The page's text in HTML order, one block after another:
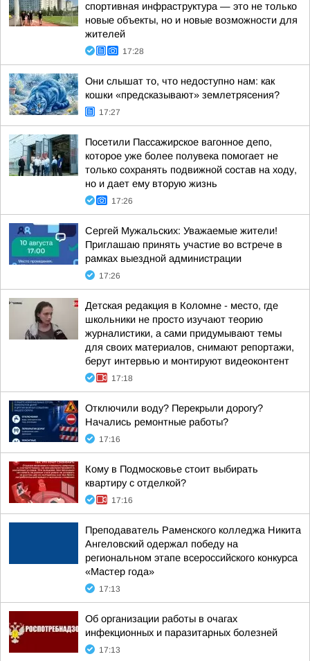
спортивная инфраструктура — это не только
новые объекты, но и новые возможности для
жителей
17:28
Они слышат то, что недоступно нам: как
кошки «предсказывают» землетрясения?
17:27
Посетили Пассажирское вагонное депо,
которое уже более полувека помогает не
только сохранять подвижной состав на ходу,
но и дает ему вторую жизнь
17:26
Сергей Мужальских: Уважаемые жители!
Приглашаю принять участие во встрече в
рамках выездной администрации
17:26
Детская редакция в Коломне - место, где
школьники не просто изучают теорию
журналистики, а сами придумывают темы
для своих материалов, снимают репортажи,
берут интервью и монтируют видеоконтент
17:18
Отключили воду? Перекрыли дорогу?
Начались ремонтные работы?
17:16
Кому в Подмосковье стоит выбирать
квартиру с отделкой?
17:16
Преподаватель Раменского колледжа Никита
Ангеловский одержал победу на
региональном этапе всероссийского конкурса
«Мастер года»
17:13
Об организации работы в очагах
инфекционных и паразитарных болезней
17:13